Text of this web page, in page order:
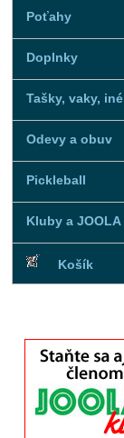
Poťahy
Doplnky
Tašky, vaky, iné
Odevy a obuv
Pickleball
Kluby a JOOLA
Košík